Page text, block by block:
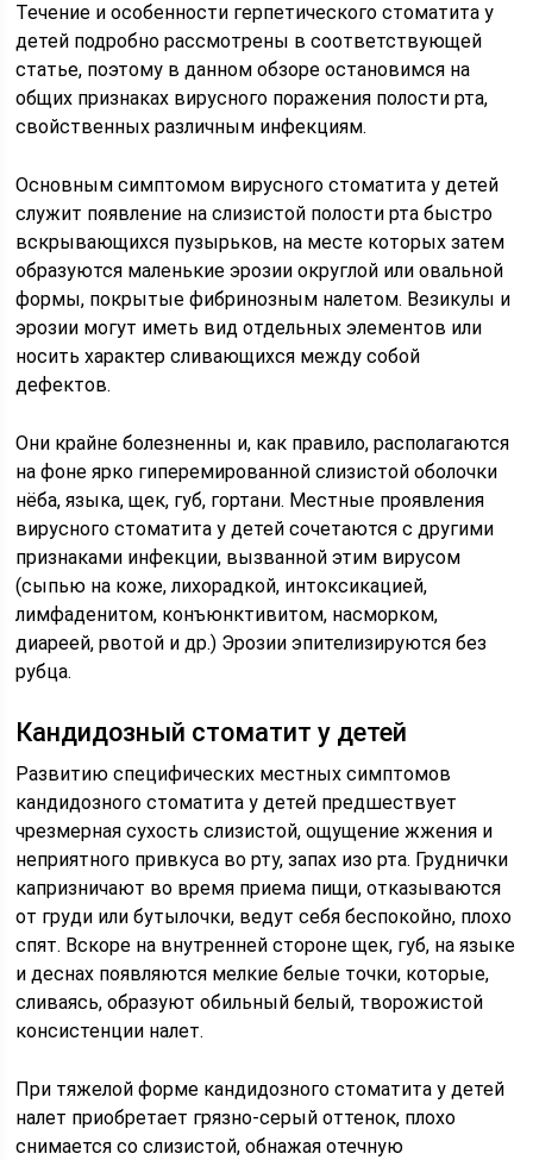
Течение и особенности герпетического стоматита у
детей подробно рассмотрены в соответствующей
статье, поэтому в данном обзоре остановимся на
общих признаках вирусного поражения полости рта,
свойственных различным инфекциям.
Основным симптомом вирусного стоматита у детей
служит появление на слизистой полости рта быстро
вскрывающихся пузырьков, на месте которых затем
образуются маленькие эрозии округлой или овальной
формы, покрытые фибринозным налетом. Везикулы и
эрозии могут иметь вид отдельных элементов или
носить характер сливающихся между собой
дефектов.
Они крайне болезненны и, как правило, располагаются
на фоне ярко гиперемированной слизистой оболочки
нёба, языка, щек, губ, гортани. Местные проявления
вирусного стоматита у детей сочетаются с другими
признаками инфекции, вызванной этим вирусом
(сыпью на коже, лихорадкой, интоксикацией,
лимфаденитом, конъюнктивитом, насморком,
диареей, рвотой и др.) Эрозии эпителизируются без
рубца.
Кандидозный стоматит у детей
Развитию специфических местных симптомов
кандидозного стоматита у детей предшествует
чрезмерная сухость слизистой, ощущение жжения и
неприятного привкуса во рту, запах изо рта. Груднички
капризничают во время приема пищи, отказываются
от груди или бутылочки, ведут себя беспокойно, плохо
спят. Вскоре на внутренней стороне щек, губ, на языке
и деснах появляются мелкие белые точки, которые,
сливаясь, образуют обильный белый, творожистой
консистенции налет.
При тяжелой форме кандидозного стоматита у детей
налет приобретает грязно-серый оттенок, плохо
снимается со слизистой, обнажая отечную